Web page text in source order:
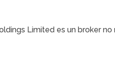
Limited es un broker